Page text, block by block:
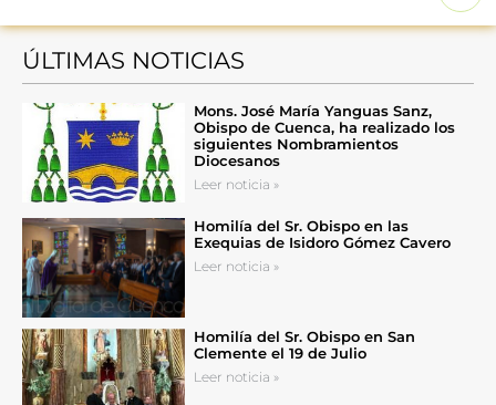
ÚLTIMAS NOTICIAS
Mons. José María Yanguas Sanz,
Obispo de Cuenca, ha realizado los
siguientes Nombramientos
Diocesanos
Leer noticia »
Homilía del Sr. Obispo en las
Exequias de Isidoro Gómez Cavero
Leer noticia »
Homilía del Sr. Obispo en San
Clemente el 19 de Julio
Leer noticia »